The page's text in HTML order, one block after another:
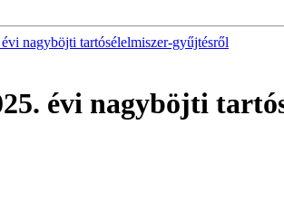
nagyböjti tartósélelmiszer-gyűjtésről
évi nagyböjti